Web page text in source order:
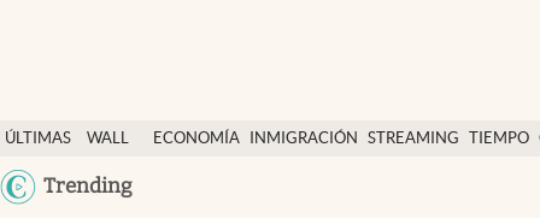
ÚLTIMAS
NOTICIAS
WALL
ECONOMÍA INMIGRACIÓN STREAMING TIEMPO
Trending
Finanzas y economía
Wall Street y dólar